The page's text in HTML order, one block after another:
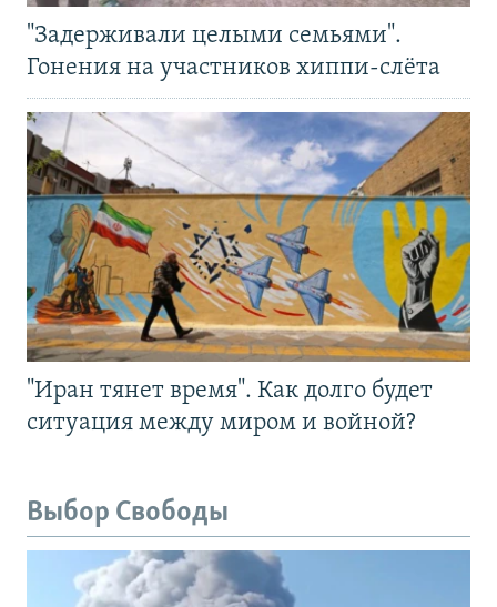
"Задерживали целыми семьями".
Гонения на участников хиппи-слёта
"Иран тянет время". Как долго будет
ситуация между миром и войной?
Выбор Свободы